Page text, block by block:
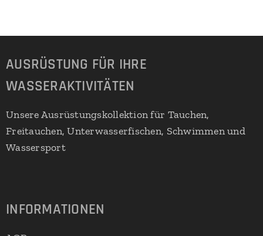
AUSRÜSTUNG FÜR IHRE
WASSERAKTIVITÄTEN
Unsere Ausrüstungskollektion für Tauchen,
Freitauchen, Unterwasserfischen, Schwimmen und
Wassersport
INFORMATIONEN